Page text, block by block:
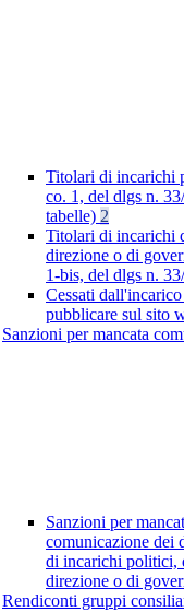
Titolari di incarichi
co. 1, del dlgs n.
tabelle) 2
Titolari di incarichi
direzione o di
1-bis, del dlgs n.
Cessati
pubblicare sul sito
Sanzioni per mancata
Sanzioni per
comunicazione dei
di incarichi politici,
direzione o di
Rendiconti gruppi